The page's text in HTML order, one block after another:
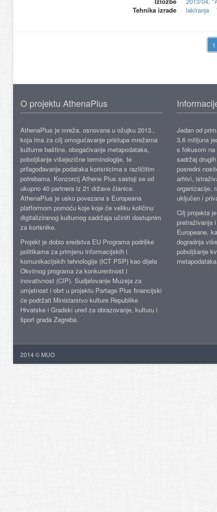
Tehnika izrade
lakiranje
O projektu AthenaPlus
AthenaPlus je mreža, osnovana u ožujku 2013.,
koja ima za cilj omogućavanje pristupa mrežama
kulturne baštine, obogaćivanje metapodataka,
poboljšanje višejezične terminologije, te
prilagođavanje podataka korisnicima s različitim
potrebama. Konzorcij Athene Plus sastoji se od
ukupno 40 partnera iz 21 države članice.
AthenaPlus je usko povezana s Europeana
platformom pomoću koje koje će veliku količinu
digitaliziranog kulturnog sadržaja učiniti dostupnim
za korisnike.
Projekt je dobio sredstva EU Programa podrške
politikama za primjenu informacijskih i
komunikacijskih tehnologije (ICT PSP) kao dijela
Okvirnog programa za konkurentnost i
inovativnost (CIP). Sudjelovanje Muzeja za
umjetnost i obrt u projektu Partage Plus financijski
će podržati Ministarstvo kulture Republike
Hrvatske i Gradski ured za obrazovanje, kulturu i
šport grada Zagreba.
Jedan od
3,6 milijuna
s fokusom
sadržaj
posredni
arhivi,
organizacije,
uključen i
Cilj projekta
pretraživanja
Europeane,
dogradnja
poboljšanje
2014 © MUO